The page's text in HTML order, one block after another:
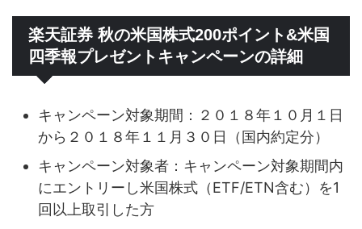
楽天証券 秋の米国株式200ポイント&米国
四季報プレゼントキャンペーンの詳細
キャンペーン対象期間：２０１８年１０月１日
から２０１８年１１月３０日（国内約定分）
キャンペーン対象者：キャンペーン対象期間内
にエントリーし米国株式（ETF/ETN含む）を1
回以上取引した方